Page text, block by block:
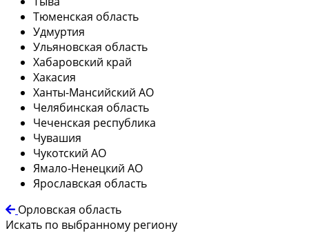
Тюменская область
Удмуртия
Ульяновская область
Хабаровский край
Хакасия
Ханты-Мансийский АО
Челябинская область
Чеченская республика
Чувашия
Чукотский АО
Ямало-Ненецкий АО
Ярославская область
Орловская область
Искать по выбранному региону